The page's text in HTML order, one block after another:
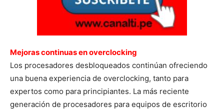
Mejoras continuas en overclocking
Los procesadores desbloqueados continúan ofreciendo
una buena experiencia de overclocking, tanto para
expertos como para principiantes. La más reciente
generación de procesadores para equipos de escritorio